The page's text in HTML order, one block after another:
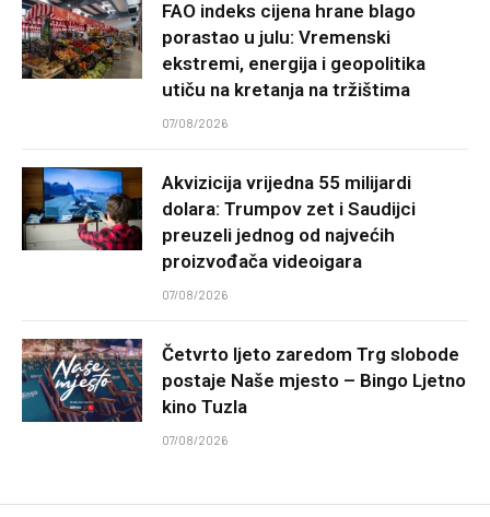
FAO indeks cijena hrane blago
porastao u julu: Vremenski
ekstremi, energija i geopolitika
utiču na kretanja na tržištima
07/08/2026
Akvizicija vrijedna 55 milijardi
dolara: Trumpov zet i Saudijci
preuzeli jednog od najvećih
proizvođača videoigara
07/08/2026
Četvrto ljeto zaredom Trg slobode
postaje Naše mjesto – Bingo Ljetno
kino Tuzla
07/08/2026